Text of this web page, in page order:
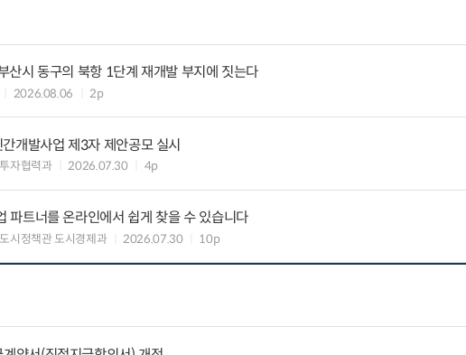
산시 동구의 북항 1단계 재개발 부지에 짓는다
2026.08.06 2p
개발사업 제3자 제안공모 실시
자협력과 2026.07.30 4p
파트너를 온라인에서 쉽게 찾을 수 있습니다
시정책관 도시경제과 2026.07.30 10p